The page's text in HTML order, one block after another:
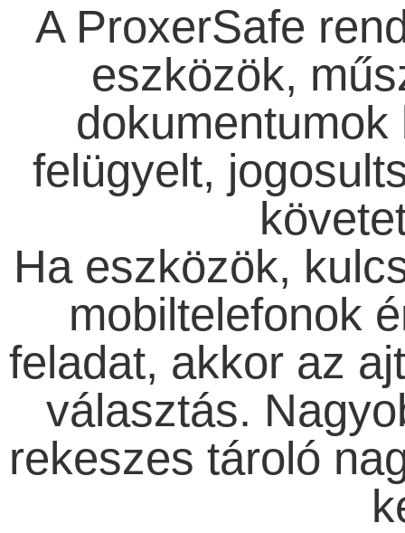
A ProxerSafe
eszközök,
felügyelt,
Ha eszközök,
mobiltelefonok
feladat, akkor az
választás.
rekeszes tároló